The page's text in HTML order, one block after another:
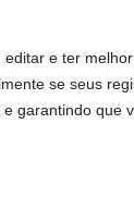
e ter
se seus
garantindo que